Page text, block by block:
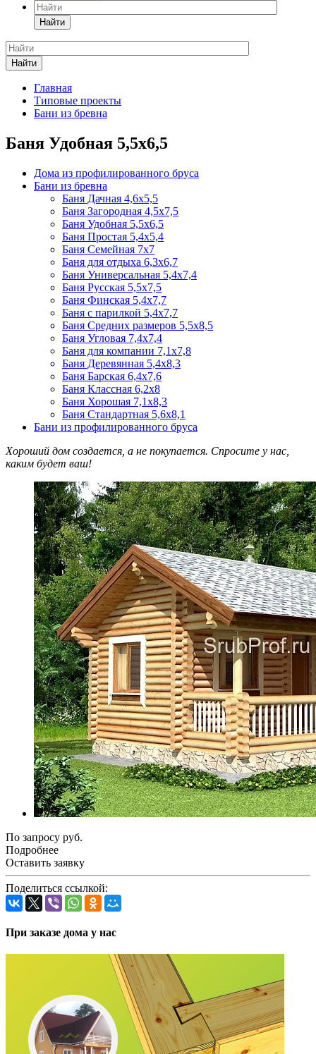
Найти
Найти
Главная
Типовые проекты
Бани из бревна
Баня Удобная 5,5х6,5
Дома из профилированного бруса
Бани из бревна
Баня Дачная 4,6х5,5
Баня Загородная 4,5х7,5
Баня Удобная 5,5х6,5
Баня Простая 5,4х5,4
Баня Семейная 7х7
Баня для отдыха 6,3х6,7
Баня Универсальная 5,4х7,4
Баня Русская 5,5х7,5
Баня Финская 5,4х7,7
Баня с парилкой 5,4х7,7
Баня Средних размеров 5,5х8,5
Баня Угловая 7,4х7,4
Баня для компании 7,1х7,8
Баня Деревянная 5,4х8,3
Баня Барская 6,4х7,6
Баня Классная 6,2х8
Баня Хорошая 7,1х8,3
Баня Стандартная 5,6х8,1
Бани из профилированного бруса
Хороший дом создается, а не покупается. Спросите у нас,
каким будет ваш!
По запросу руб.
Подробнее
Оставить заявку
Поделиться ссылкой:
При заказе дома у нас